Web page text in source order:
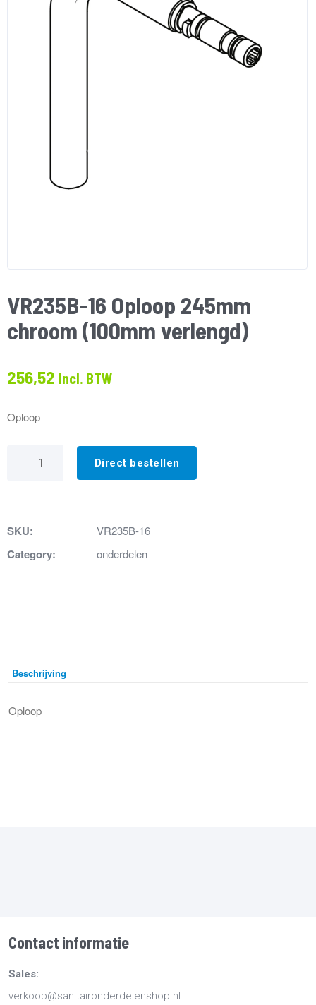
VR235B-16 Oploop 245mm
chroom (100mm verlengd)
256,52 Incl. BTW
Oploop
verlengd)
aantal
Direct bestellen
SKU: VR235B-16
Category: onderdelen
Beschrijving
Oploop
Contact informatie
Sales:
verkoop@sanitaironderdelenshop.nl